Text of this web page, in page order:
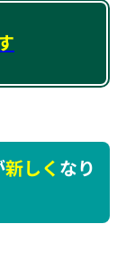
新しく なり